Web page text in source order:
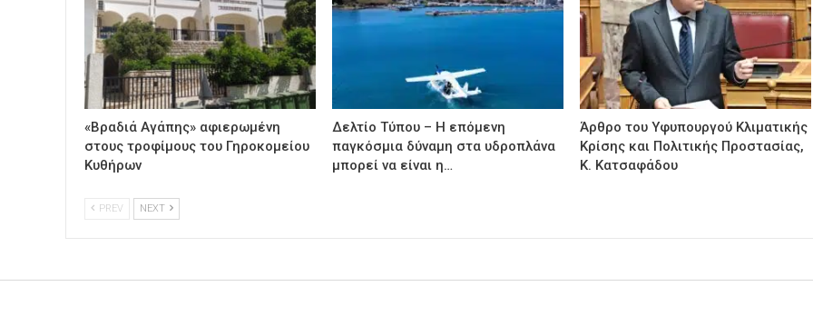
«Βραδιά Αγάπης» αφιερωμένη
στους τροφίμους του Γηροκομείου
Κυθήρων
Δελτίο Τύπου – Η επόμενη
παγκόσμια δύναμη στα υδροπλάνα
μπορεί να είναι η…
Άρθρο του Υφυπουργού Κλιματικής
Κρίσης και Πολιτικής Προστασίας,
Κ. Κατσαφάδου
PREV NEXT